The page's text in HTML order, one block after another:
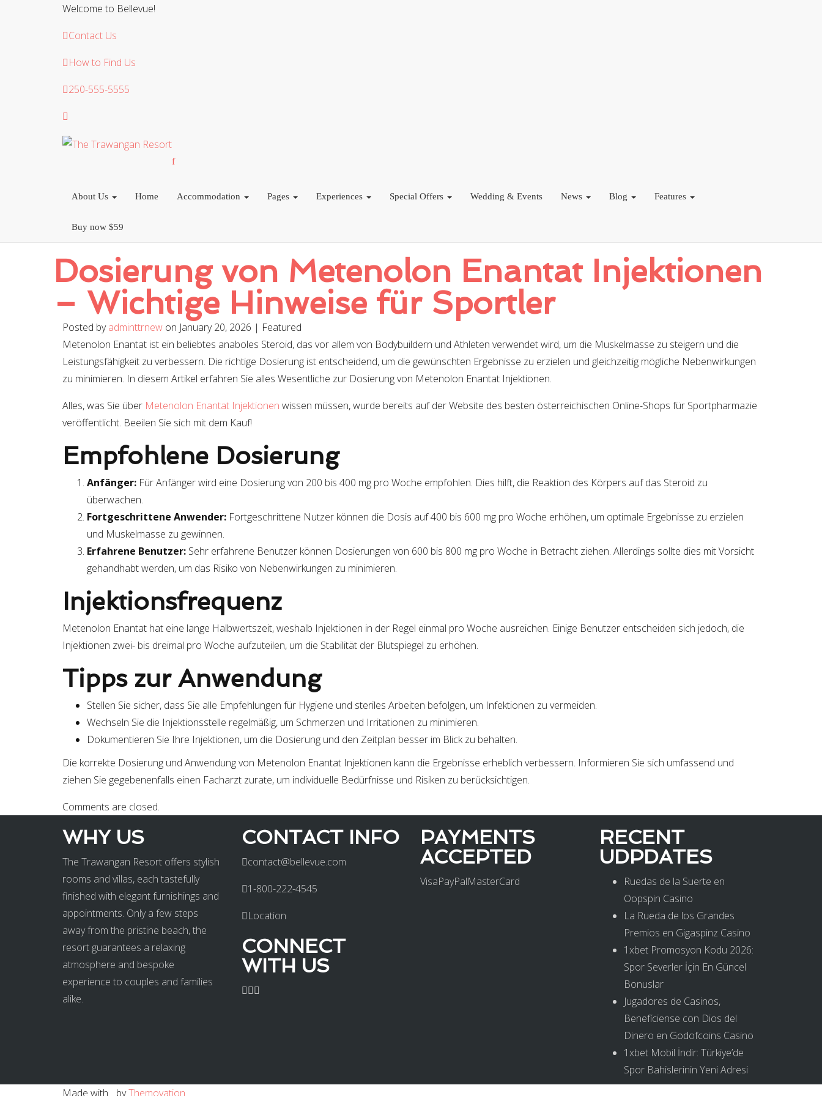
Welcome to Bellevue!
Contact Us
How to Find Us
250-555-5555
About Us Home Accommodation Pages Experiences Special Offers Wedding & Events News Blog Features
Buy now $59
Dosierung von Metenolon Enantat Injektionen
– Wichtige Hinweise für Sportler
Posted byadminttrnew on January 20, 2026 | Featured
Metenolon Enantat ist ein beliebtes anaboles Steroid, das vor allem von Bodybuildern und Athleten verwendet wird, um die Muskelmasse zu steigern und die
Leistungsfähigkeit zu verbessern. Die richtige Dosierung ist entscheidend, um die gewünschten Ergebnisse zu erzielen und gleichzeitig mögliche Nebenwirkungen
zu minimieren. In diesem Artikel erfahren Sie alles Wesentliche zur Dosierung von Metenolon Enantat Injektionen.
Alles, was Sie über Metenolon Enantat Injektionen wissen müssen, wurde bereits auf der Website des besten österreichischen Online-Shops für Sportpharmazie
veröffentlicht. Beeilen Sie sich mit dem Kauf!
Empfohlene Dosierung
Anfänger: Für Anfänger wird eine Dosierung von 200 bis 400 mg pro Woche empfohlen. Dies hilft, die Reaktion des Körpers auf das Steroid zu
überwachen.
Fortgeschrittene Anwender: Fortgeschrittene Nutzer können die Dosis auf 400 bis 600 mg pro Woche erhöhen, um optimale Ergebnisse zu erzielen
und Muskelmasse zu gewinnen.
Erfahrene Benutzer: Sehr erfahrene Benutzer können Dosierungen von 600 bis 800 mg pro Woche in Betracht ziehen. Allerdings sollte dies mit Vorsicht
gehandhabt werden, um das Risiko von Nebenwirkungen zu minimieren.
Injektionsfrequenz
Metenolon Enantat hat eine lange Halbwertszeit, weshalb Injektionen in der Regel einmal pro Woche ausreichen. Einige Benutzer entscheiden sich jedoch, die
Injektionen zwei- bis dreimal pro Woche aufzuteilen, um die Stabilität der Blutspiegel zu erhöhen.
Tipps zur Anwendung
Stellen Sie sicher, dass Sie alle Empfehlungen für Hygiene und steriles Arbeiten befolgen, um Infektionen zu vermeiden.
Wechseln Sie die Injektionsstelle regelmäßig, um Schmerzen und Irritationen zu minimieren.
Dokumentieren Sie Ihre Injektionen, um die Dosierung und den Zeitplan besser im Blick zu behalten.
Die korrekte Dosierung und Anwendung von Metenolon Enantat Injektionen kann die Ergebnisse erheblich verbessern. Informieren Sie sich umfassend und
ziehen Sie gegebenenfalls einen Facharzt zurate, um individuelle Bedürfnisse und Risiken zu berücksichtigen.
Comments are closed.
WHY US
The Trawangan Resort offers stylish
rooms and villas, each tastefully
finished with elegant furnishings and
appointments. Only a few steps
away from the pristine beach, the
resort guarantees a relaxing
atmosphere and bespoke
experience to couples and families
alike.
CONTACT INFO
contact@bellevue.com
1-800-222-4545
Location
CONNECT
WITH US
PAYMENTS
ACCEPTED
VisaPayPalMasterCard
RECENT
UDPDATES
Ruedas de la Suerte en
Oopspin Casino
La Rueda de los Grandes
Premios en Gigaspinz Casino
1xbet Promosyon Kodu 2026:
Spor Severler İçin En Güncel
Bonuslar
Jugadores de Casinos,
Benefíciense con Dios del
Dinero en Godofcoins Casino
1xbet Mobil İndir: Türkiye’de
Spor Bahislerinin Yeni Adresi
Made with
byThemovation